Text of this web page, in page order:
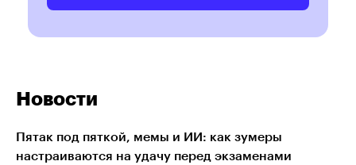
Новости
Пятак под пяткой, мемы и ИИ: как зумеры
настраиваются на удачу перед экзаменами